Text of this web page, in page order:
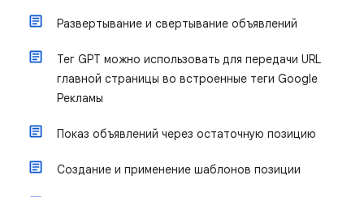
Развертывание и свертывание объявлений
Тег GPT можно использовать для передачи URL
главной страницы во встроенные теги Google
Рекламы
Показ объявлений через остаточную позицию
Создание и применение шаблонов позиции